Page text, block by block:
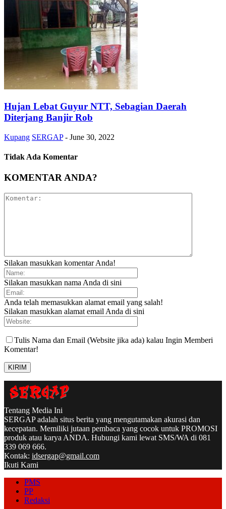
Hujan Lebat Guyur NTT, Sebagian Daerah
Diterjang Banjir Rob
Kupang SERGAP - June 30, 2022
Tidak Ada Komentar
KOMENTAR ANDA?
Silakan masukkan komentar Anda!
Silakan masukkan nama Anda di sini
Anda telah memasukkan alamat email yang salah!
Silakan masukkan alamat email Anda di sini
Tulis Nama dan Email (Website jika ada) kalau Ingin Memberi
Komentar!
Tentang Media Ini
SERGAP adalah situs berita yang mengutamakan akurasi dan
kecepatan. Memiliki jutaan pembaca yang cocok untuk PROMOSI
produk atau karya ANDA. Hubungi kami lewat SMS/WA di 081
339 069 666.
Kontak: idsergap@gmail.com
Ikuti Kami
PMS
PP
Redaksi